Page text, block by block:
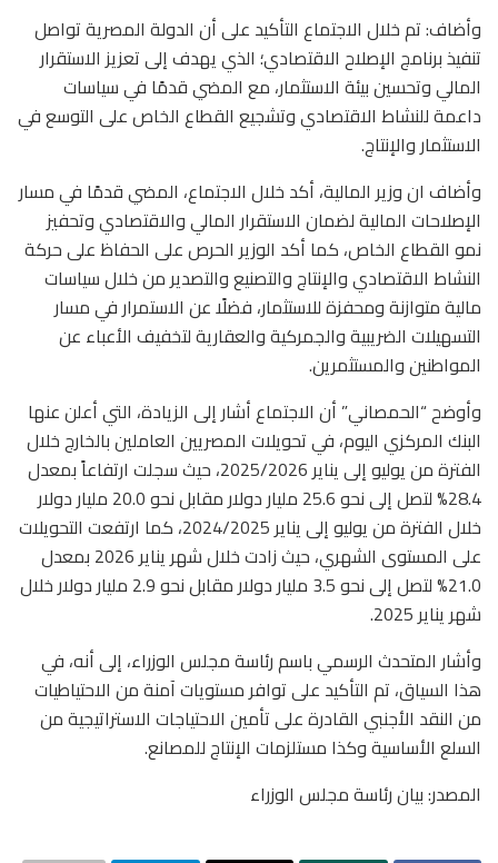
وأضاف: تم خلال الاجتماع التأكيد على أن الدولة المصرية تواصل
تنفيذ برنامج الإصلاح الاقتصادي؛ الذي يهدف إلى تعزيز الاستقرار
المالي وتحسين بيئة الاستثمار، مع المضي قدمًا في سياسات
داعمة للنشاط الاقتصادي وتشجيع القطاع الخاص على التوسع في
الاستثمار والإنتاج.
وأضاف ان وزير المالية، أكد خلال الاجتماع، المضي قدمًا في مسار
الإصلاحات المالية لضمان الاستقرار المالي والاقتصادي وتحفيز
نمو القطاع الخاص، كما أكد الوزير الحرص على الحفاظ على حركة
النشاط الاقتصادي والإنتاج والتصنيع والتصدير من خلال سياسات
مالية متوازنة ومحفزة للاستثمار، فضلًا عن الاستمرار في مسار
التسهيلات الضريبية والجمركية والعقارية لتخفيف الأعباء عن
المواطنين والمستثمرين.
وأوضح “الحمصاني” أن الاجتماع أشار إلى الزيادة، التي أعلن عنها
البنك المركزي اليوم، في تحويلات المصريين العاملين بالخارج خلال
الفترة من يوليو إلى يناير 2025/2026، حيث سجلت ارتفاعاً بمعدل
28.4% لتصل إلى نحو 25.6 مليار دولار مقابل نحو 20.0 مليار دولار
خلال الفترة من يوليو إلى يناير 2024/2025، كما ارتفعت التحويلات
على المستوى الشهري، حيث زادت خلال شهر يناير 2026 بمعدل
21.0% لتصل إلى نحو 3.5 مليار دولار مقابل نحو 2.9 مليار دولار خلال
شهر يناير 2025.
وأشار المتحدث الرسمي باسم رئاسة مجلس الوزراء، إلى أنه، في
هذا السياق، تم التأكيد على توافر مستويات آمنة من الاحتياطيات
من النقد الأجنبي القادرة على تأمين الاحتياجات الاستراتيجية من
السلع الأساسية وكذا مستلزمات الإنتاج للمصانع.
المصدر: بيان رئاسة مجلس الوزراء